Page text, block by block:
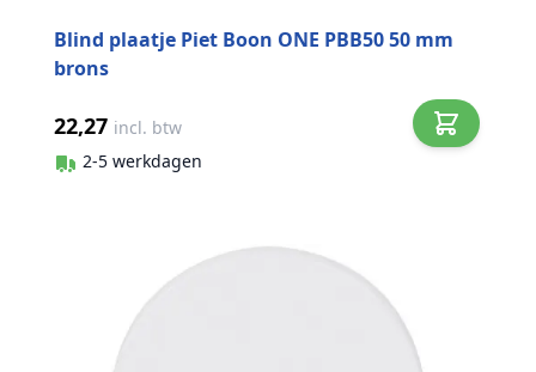
Blind plaatje Piet Boon ONE PBB50 50 mm
brons
22,27 incl. btw
2-5 werkdagen